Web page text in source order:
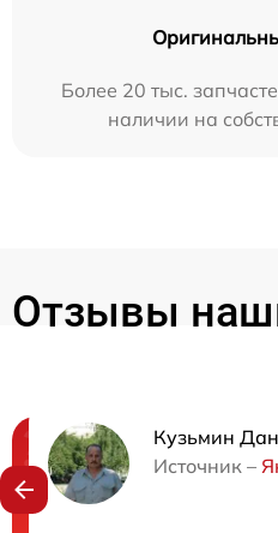
Более 20 тыс.
наличии на
Отзывы
Кузьмин
Источник –
Нужна